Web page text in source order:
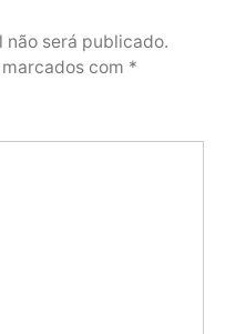
não será publicado.
com *